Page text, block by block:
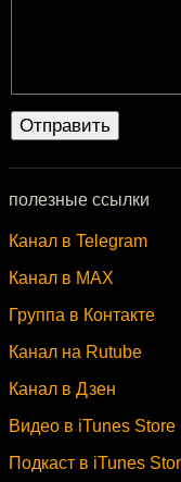
полезные ссылки
Канал в Telegram
Канал в MAX
Группа в Контакте
Канал на Rutube
Канал в Дзен
Видео в iTunes Store
Подкаст в iTunes